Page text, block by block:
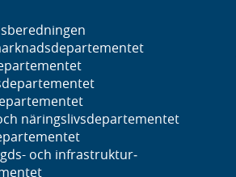
näringslivs­departementet
och infrastruktur­